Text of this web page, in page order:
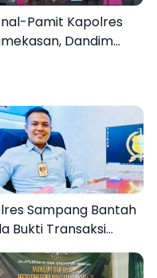
Pamit Kapolres
Dandim
Sampang Bantah
Bukti Transaksi
Kasus Rudapaksa
27 Tersangka